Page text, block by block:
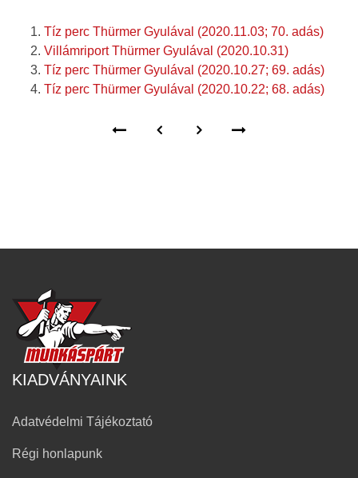
Tíz perc Thürmer Gyulával (2020.11.03; 70. adás)
Villámriport Thürmer Gyulával (2020.10.31)
Tíz perc Thürmer Gyulával (2020.10.27; 69. adás)
Tíz perc Thürmer Gyulával (2020.10.22; 68. adás)
KIADVÁNYAINK
Adatvédelmi Tájékoztató
Régi honlapunk